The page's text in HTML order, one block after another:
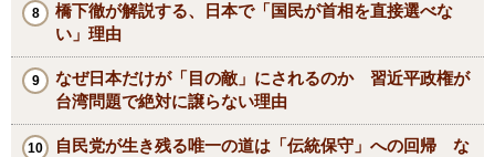
橋下徹が解説する、日本で「国民が首相を直接選べな
い」理由
なぜ日本だけが「目の敵」にされるのか 習近平政権が
台湾問題で絶対に譲らない理由
自民党が生き残る唯一の道は「伝統保守」への回帰 な